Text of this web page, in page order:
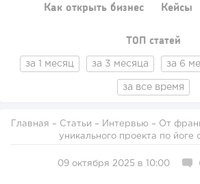
Как открыть бизнес Кейсы
ТОП статей
за 1 месяц за 3 месяца за 6
за все время
Главная – Статьи – Интервью
уникального проекта по йоге
09 октября 2025 в 10:00